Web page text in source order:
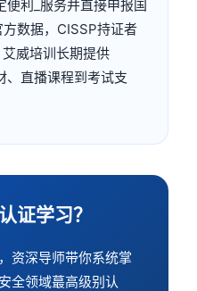
利_服务并直接申报国
数据，CISSP持证者
威培训长期提供
、直播课程到考试支
证学习？
资深导师带你系统掌
全领域蕞高级别认